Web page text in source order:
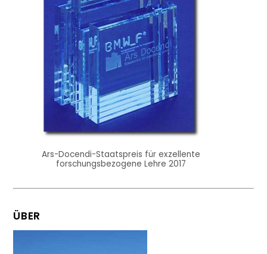
Ars-Docendi-Staatspreis für exzellente
forschungsbezogene Lehre 2017
ÜBER